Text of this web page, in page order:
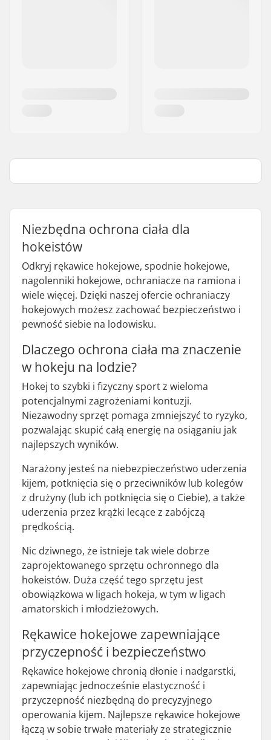
Niezbędna ochrona ciała dla
hokeistów
Odkryj rękawice hokejowe, spodnie hokejowe,
nagolenniki hokejowe, ochraniacze na ramiona i
wiele więcej. Dzięki naszej ofercie ochraniaczy
hokejowych możesz zachować bezpieczeństwo i
pewność siebie na lodowisku.
Dlaczego ochrona ciała ma znaczenie
w hokeju na lodzie?
Hokej to szybki i fizyczny sport z wieloma
potencjalnymi zagrożeniami kontuzji.
Niezawodny sprzęt pomaga zmniejszyć to ryzyko,
pozwalając skupić całą energię na osiąganiu jak
najlepszych wyników.
Narażony jesteś na niebezpieczeństwo uderzenia
kijem, potknięcia się o przeciwników lub kolegów
z drużyny (lub ich potknięcia się o Ciebie), a także
uderzenia przez krążki lecące z zabójczą
prędkością.
Nic dziwnego, że istnieje tak wiele dobrze
zaprojektowanego sprzętu ochronnego dla
hokeistów. Duża część tego sprzętu jest
obowiązkowa w ligach hokeja, w tym w ligach
amatorskich i młodzieżowych.
Rękawice hokejowe zapewniające
przyczepność i bezpieczeństwo
Rękawice hokejowe chronią dłonie i nadgarstki,
zapewniając jednocześnie elastyczność i
przyczepność niezbędną do precyzyjnego
operowania kijem. Najlepsze rękawice hokejowe
łączą w sobie trwałe materiały ze strategicznie